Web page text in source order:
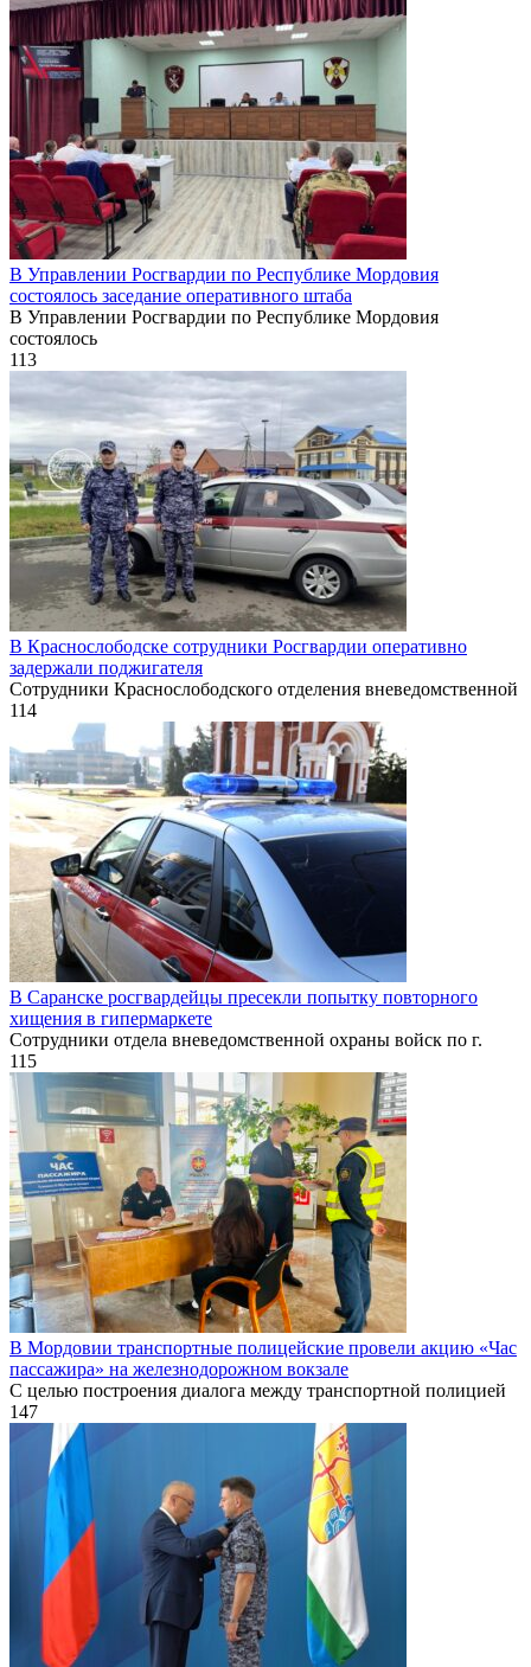
В Управлении Росгвардии по Республике Мордовия
состоялось заседание оперативного штаба
В Управлении Росгвардии по Республике Мордовия
состоялось
113
В Краснослободске сотрудники Росгвардии оперативно
задержали поджигателя
Сотрудники Краснослободского отделения вневедомственной
114
В Саранске росгвардейцы пресекли попытку повторного
хищения в гипермаркете
Сотрудники отдела вневедомственной охраны войск по г.
115
В Мордовии транспортные полицейские провели акцию «Час
пассажира» на железнодорожном вокзале
С целью построения диалога между транспортной полицией
147